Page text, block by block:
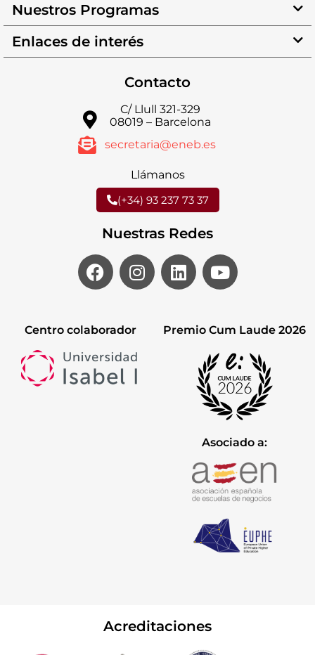
Nuestros Programas
Enlaces de interés
Contacto
C/ Llull 321-329
08019 – Barcelona
secretaria@eneb.es
Llámanos
(+34) 93 237 73 37
Nuestras Redes
Centro colaborador Premio Cum Laude 2026
Asociado a:
Acreditaciones